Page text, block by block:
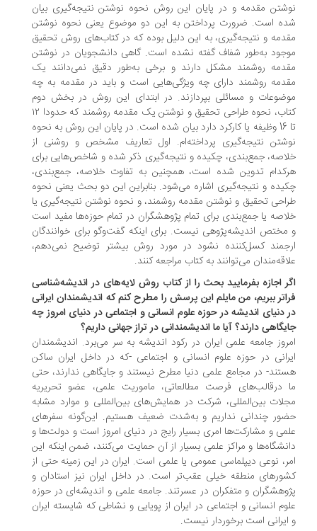
مقدمه و در پایان این روش نحوه نوشتن نتیجه‌گیری بیان
است. ضرورت پرداختن به این دو موضوع یعنی نحوه نوشتن
و نتیجه‌گیری، به این دلیل بوده که در کتاب‌های روش تحقیق
به‌طور شفاف گفته نشده است. گاهی دانشجویان در نوشتن
روشمند مشکل دارند و برخی به‌طور دقیق نمی‌دانند یک
روشمند دارای چه ویژگی‌هایی است و باید در مقدمه به چه
و مسائلی بپردازند. در ابتدای این روش در بخش دوم
کتاب، نحوه طراحی تحقیق و نوشتن یک مقدمه روشمند که حدودا ۱۲
تا 16 وظیفه یا کارکرد دارد بیان شده است. در پایان این روش به نحوه
نتیجه‌گیری پرداخته‌ام. اول تعاریف مشخص و روشنی از
جمع‌بندی، چکیده و نتیجه‌گیری ذکر شده و شاخص‌هایی برای
تدوین شده است، همچنین به تفاوت خلاصه، جمع‌بندی،
و نتیجه‌گیری اشاره می‌شود. بنابراین این دو بحث یعنی نحوه
تحقیق و نوشتن مقدمه روشمند، و نحوه نوشتن نتیجه‌گیری یا
یا جمع‌بندی برای تمام پژوهشگران در تمام حوزه‌ها مفید است
اندیشه‌پژوهی نیست. برای اینکه گفت‌وگو برای خوانندگان
کسل‌کننده نشود در مورد روش بیشتر توضیح نمی‌دهم،
می‌توانند به کتاب مراجعه کنند.
اجازه بفرمایید بحث را از کتاب روش لایه‌های در اندیشه‌شناسی
ببریم، من مایلم این پرسش را مطرح کنم که اندیشمندان ایرانی
دنیای اندیشه در حوزه علوم انسانی و اجتماعی در دنیای امروز چه
دارند؟ آیا ما اندیشمندانی در تراز جهانی داریم؟
جامعه علمی ایران در رکود اندیشه به سر می‌برد. اندیشمندان
در حوزه علوم انسانی و اجتماعی -که در داخل ایران ساکن
در مجامع علمی دنیا مطرح نیستند و جایگاهی ندارند، حتی
درقالب‌های فرصت مطالعاتی، ماموریت علمی، عضو تحریریه
بین‌المللی، شرکت در همایش‌های بین‌المللی و موارد مشابه
چندانی نداریم و به‌شدت ضعیف هستیم. این‌گونه سفرهای
و مشارکت‌ها امری بسیار رایج در دنیای امروز است و دولت‌ها و
و مراکز علمی بسیار از آن حمایت می‌کنند، ضمن اینکه این
نوعی دیپلماسی عمومی یا علمی است. ایران در این زمینه حتی از
منطقه خیلی عقب‌تر است. در داخل ایران نیز استادان و
و متفکران در عسرتند. جامعه علمی و اندیشه‌ای در حوزه
انسانی و اجتماعی در ایران از پویایی و نشاطی که شایسته ایران
است برخوردار نیست.